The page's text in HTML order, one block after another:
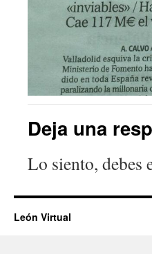
Deja una
Lo siento, debes
León Virtual